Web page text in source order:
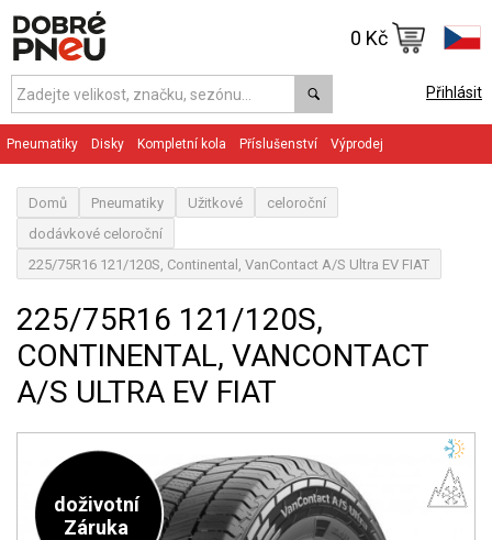
Přihlásit
0 Kč
Pneumatiky Disky Kompletní kola Příslušenství Výprodej
Domů Pneumatiky Užitkové
celoroční
dodávkové celoroční
225/75R16 121/120S, Continental, VanContact A/S Ultra EV FIAT
225/75R16 121/120S,
CONTINENTAL, VANCONTACT
A/S ULTRA EV FIAT
doživotní
Záruka